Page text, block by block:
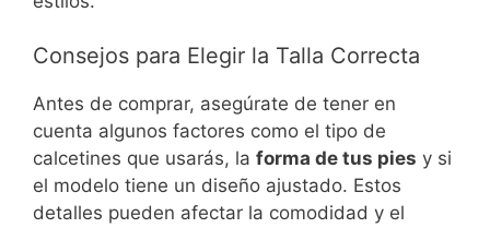
Consejos para Elegir la Talla Correcta
Antes de comprar, asegúrate de tener en
cuenta algunos factores como el tipo de
calcetines que usarás, la forma de tus pies y si
el modelo tiene un diseño ajustado. Estos
detalles pueden afectar la comodidad y el